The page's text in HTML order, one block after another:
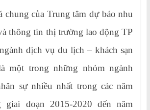
chung của Trung tâm dự báo nhu
thông tin thị trường lao động TP
dịch vụ du lịch – khách sạn
một trong những nhóm ngành
sự nhiều nhất trong các năm
giai đoạn 2015-2020 đến năm